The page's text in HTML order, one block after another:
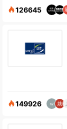
126645
149926